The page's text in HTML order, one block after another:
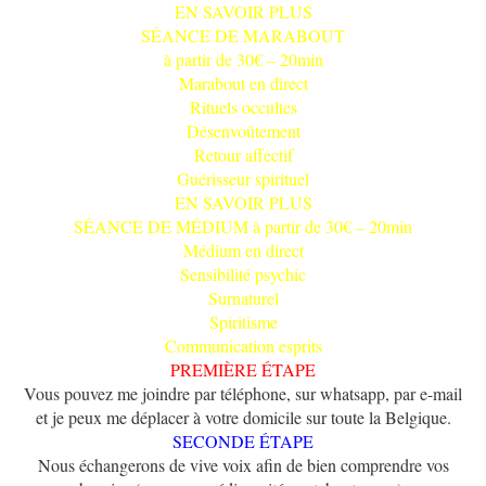
EN SAVOIR PLUS
SÉANCE DE MARABOUT
à partir de 30€ – 20min
Marabout en direct
Rituels occultes
Désenvoûtement
Retour affectif
Guérisseur spirituel
EN SAVOIR PLUS
SÉANCE DE MÉDIUM à partir de 30€ – 20min
Médium en direct
Sensibilité psychic
Surnaturel
Spiritisme
Communication esprits
PREMIÈRE ÉTAPE
Vous pouvez me joindre par téléphone, sur whatsapp, par e-mail
et je peux me déplacer à votre domicile sur toute la Belgique.
SECONDE ÉTAPE
Nous échangerons de vive voix afin de bien comprendre vos